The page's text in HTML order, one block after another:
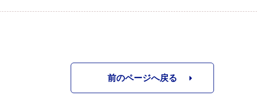
前のページへ戻る